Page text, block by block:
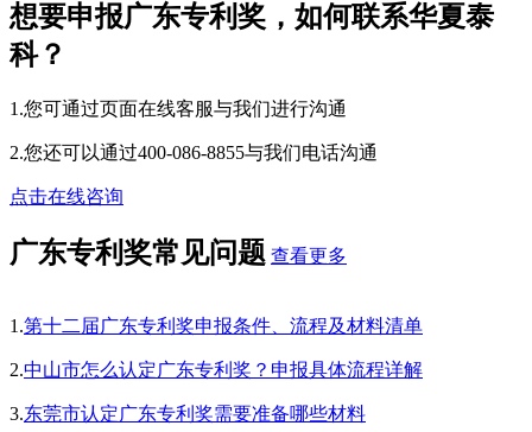
想要申报广东专利奖，如何联系华夏泰
科？
1.您可通过页面在线客服与我们进行沟通
2.您还可以通过400-086-8855与我们电话沟通
点击在线咨询
广东专利奖常见问题 查看更多
1.第十二届广东专利奖申报条件、流程及材料清单
2.中山市怎么认定广东专利奖？申报具体流程详解
3.东莞市认定广东专利奖需要准备哪些材料